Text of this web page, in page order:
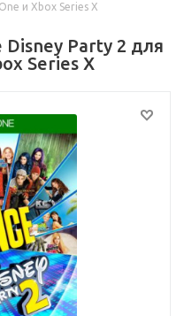
и Xbox Series X
Disney Party 2 для
Series X